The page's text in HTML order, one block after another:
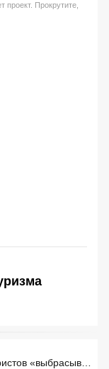
проект. Прокрутите,